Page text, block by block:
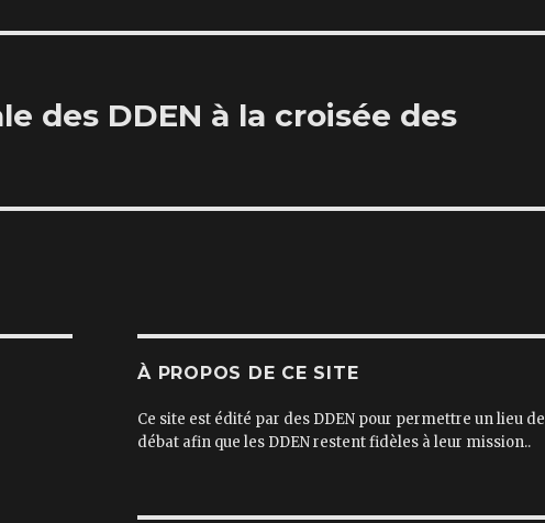
des DDEN à la croisée des
À PROPOS DE CE SITE
Ce site est édité par des DDEN pour permettre un lieu de
débat afin que les DDEN restent fidèles à leur mission..